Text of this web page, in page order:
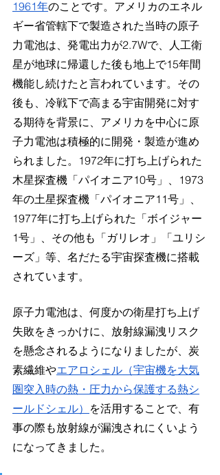
1961年のことです。アメリカのエネル
ギー省管轄下で製造された当時の原子
力電池は、発電出力が2.7Wで、人工衛
星が地球に帰還した後も地上で15年間
機能し続けたと言われています。その
後も、冷戦下で高まる宇宙開発に対す
る期待を背景に、アメリカを中心に原
子力電池は積極的に開発・製造が進め
られました。1972年に打ち上げられた
木星探査機「パイオニア10号」、1973
年の土星探査機「パイオニア11号」、
1977年に打ち上げられた「ボイジャー
1号」、その他も「ガリレオ」「ユリシ
ーズ」等、名だたる宇宙探査機に搭載
されています。
原子力電池は、何度かの衛星打ち上げ
失敗をきっかけに、放射線漏洩リスク
を懸念されるようになりましたが、炭
素繊維やエアロシェル（宇宙機を大気
圏突入時の熱・圧力から保護する熱シ
ールドシェル） を活用することで、有
事の際も放射線が漏洩されにくいよう
になってきました。